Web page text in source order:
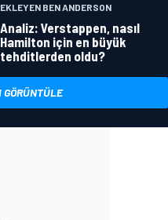
EKLEYEN BEN ANDERSON
Analiz: Verstappen, nasıl
Hamilton için en büyük
tehditlerden oldu?